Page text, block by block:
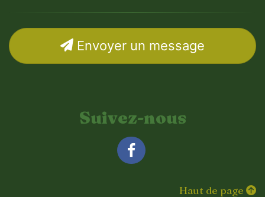
Envoyer un message
Suivez-nous
Haut de page